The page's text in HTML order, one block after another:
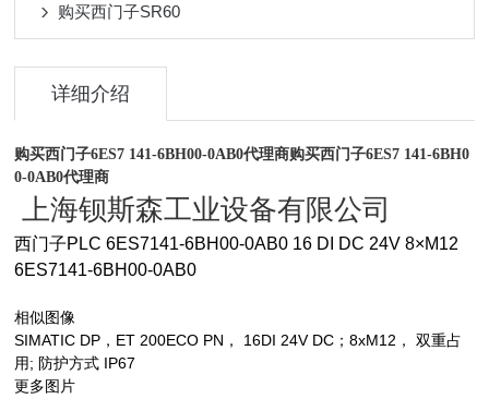
购买西门子SR60
详细介绍
购买西门子6ES7 141-6BH00-0AB0代理商购买西门子6ES7 141-6BH0
0-0AB0代理商
上海钡斯森工业设备有限公司
西门子PLC 6ES7141-6BH00-0AB0 16 DI DC 24V 8×M12
6ES7141-6BH00-0AB0
相似图像
SIMATIC DP，ET 200ECO PN， 16DI 24V DC；8xM12， 双重占
用; 防护方式 IP67
更多图片